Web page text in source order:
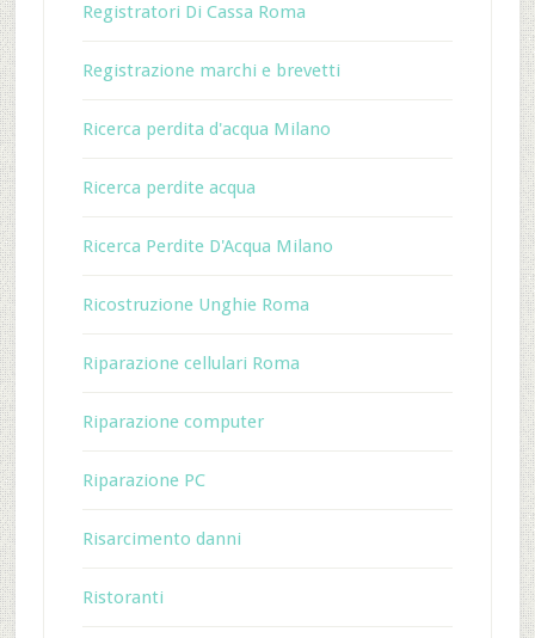
Registratori Di Cassa Roma
Registrazione marchi e brevetti
Ricerca perdita d'acqua Milano
Ricerca perdite acqua
Ricerca Perdite D'Acqua Milano
Ricostruzione Unghie Roma
Riparazione cellulari Roma
Riparazione computer
Riparazione PC
Risarcimento danni
Ristoranti